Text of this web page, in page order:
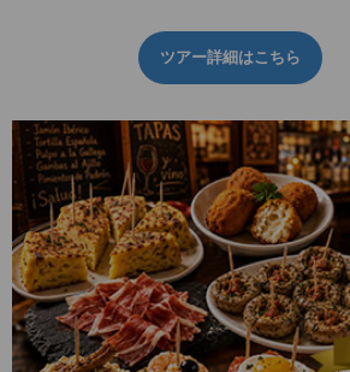
ツアー詳細はこちら